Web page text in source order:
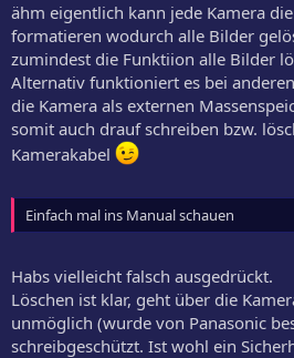
ähm eigentlich kann jede Kamera
formatieren wodurch alle Bilder
zumindest die Funktiion alle Bilder
Alternativ funktioniert es bei
die Kamera als externen
somit auch drauf schreiben bzw.
Kamerakabel
Einfach mal ins Manual schauen
Habs vielleicht falsch ausgedrückt.
Löschen ist klar, geht über die
unmöglich (wurde von Panasonic
schreibgeschützt. Ist wohl ein